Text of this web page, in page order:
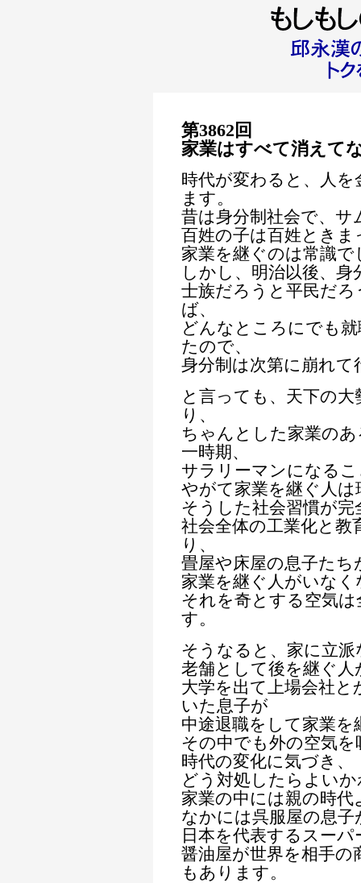
第3862回
家業はすべて消えて
時代が変わると、人
ます。
昔は身分制社会で、
百姓の子は百姓とき
家業を継ぐのは常識で
しかし、明治以後、
士族だろうと平民だ
ば、
どんなところにでも
たので、
身分制は次第に崩れて
と言っても、天下の
り、
ちゃんとした家業の
一時期、
サラリーマンになる
やがて家業を継ぐ人
そうした社会習慣が
社会全体の工業化と
り、
畳屋や床屋の息子た
家業を継ぐ人がいな
それを奇とする空気
す。
そうなると、家に立
老舗として後を継ぐ
大学を出て上場会社
いた息子が
中途退職をして家業
その中でも外の空気
時代の変化に気づき、
どう対処したらよい
家業の中には親の時
なかには呉服屋の息子
日本を代表するスー
醤油屋が世界を相手
もあります。